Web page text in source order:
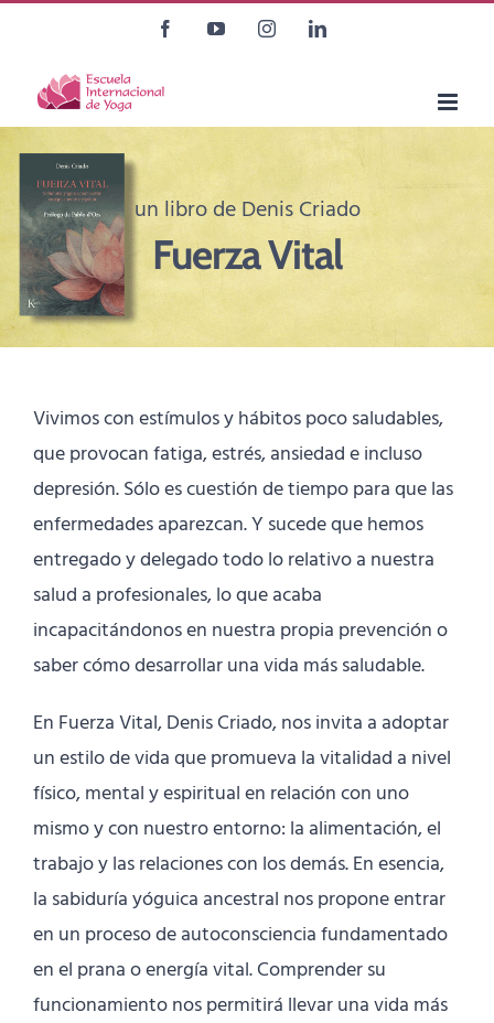
contenido
FacebookYouTubeInstagramLinkedIn
un libro de Denis Criado
Fuerza Vital
Vivimos con estímulos y hábitos poco saludables,
que provocan fatiga, estrés, ansiedad e incluso
depresión. Sólo es cuestión de tiempo para que las
enfermedades aparezcan. Y sucede que hemos
entregado y delegado todo lo relativo a nuestra
salud a profesionales, lo que acaba
incapacitándonos en nuestra propia prevención o
saber cómo desarrollar una vida más saludable.
En Fuerza Vital, Denis Criado, nos invita a adoptar
un estilo de vida que promueva la vitalidad a nivel
físico, mental y espiritual en relación con uno
mismo y con nuestro entorno: la alimentación, el
trabajo y las relaciones con los demás. En esencia,
la sabiduría yóguica ancestral nos propone entrar
en un proceso de autoconsciencia fundamentado
en el prana o energía vital. Comprender su
funcionamiento nos permitirá llevar una vida más